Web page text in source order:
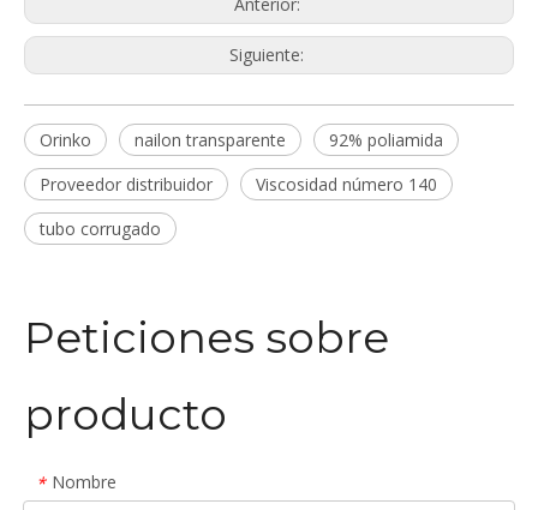
Siguiente:
Orinko nailon transparente
92% poliamida
Proveedor distribuidor
Viscosidad número 140
tubo corrugado
Peticiones sobre
producto
* Nombre